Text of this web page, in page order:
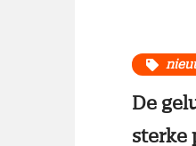
De
sterke